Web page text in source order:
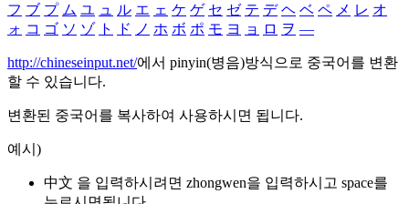
フ ブ プ ム ユ ュ ル エ ェ ケ ゲ セ ゼ テ デ ヘ ベ ペ メ レ オ
ォ コ ゴ ソ ゾ ト ド ノ ホ ボ ポ モ ヨ ョ ロ ヲ ―
http://chineseinput.net/에서 pinyin(병음)방식으로 중국어를 변환
할 수 있습니다.
변환된 중국어를 복사하여 사용하시면 됩니다.
예시)
中文 을 입력하시려면 zhongwen을 입력하시고 space를